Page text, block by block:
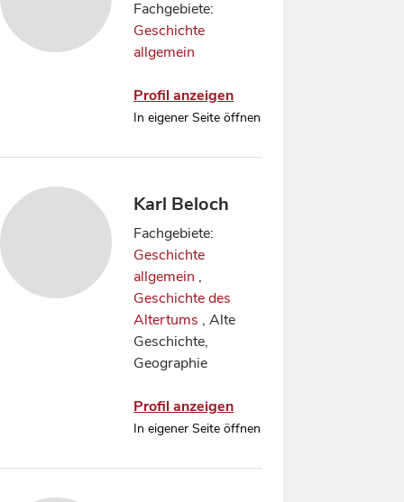
Fachgebiete:
Geschichte
allgemein
Profil anzeigen
In eigener Seite öffnen
Karl Beloch
Fachgebiete:
Geschichte
allgemein ,
Geschichte des
Altertums , Alte
Geschichte,
Geographie
Profil anzeigen
In eigener Seite öffnen